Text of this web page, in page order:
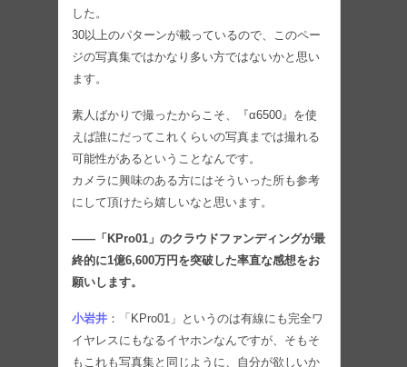
した。
30以上のパターンが載っているので、このペー
ジの写真集ではかなり多い方ではないかと思い
ます。
素人ばかりで撮ったからこそ、『α6500』を使
えば誰にだってこれくらいの写真までは撮れる
可能性があるということなんです。
カメラに興味のある方にはそういった所も参考
にして頂けたら嬉しいなと思います。
――「KPro01」のクラウドファンディングが最
終的に1億6,600万円を突破した率直な感想をお
願いします。
小岩井 ：「KPro01」というのは有線にも完全ワ
イヤレスにもなるイヤホンなんですが、そもそ
もこれも写真集と同じように、自分が欲しいか